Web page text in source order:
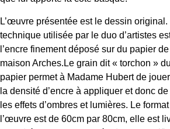
L’œuvre présentée est le dessin original.
technique utilisée par le duo d’artistes
l’encre finement déposé sur du papier de
maison Arches.Le grain dit « torchon » du
papier permet à Madame Hubert de
la densité d’encre à appliquer et donc
les effets d’ombres et lumières. Le
l’œuvre est de 60cm par 80cm, elle est